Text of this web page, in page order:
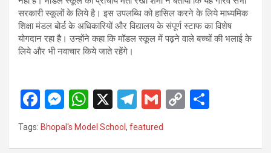
सरकारी स्कूलों के लिये है। इस उपलब्धि को हासिल करने के लिये माध्यमिक
शिक्षा मंडल बोर्ड के अधिकारियों और विद्यालय के संपूर्ण स्टाफ का विशेष
योगदान रहा है। उन्होंने कहा कि मॉडल स्कूल में पढ़ने वाले बच्चों की भलाई के
लिये और भी नवाचार किये जाते रहेंगे।
F
a
ce
M
es
se
W
h
at
X
T
el
e
G
m
ail
C
Tags: Bhopal's Model School , featured